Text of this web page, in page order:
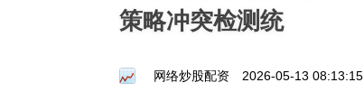
策略冲突检测统
网络炒股配资 2026-05-13 08:13:15